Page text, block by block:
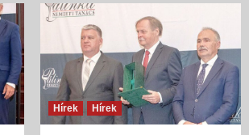
Hírek Hírek